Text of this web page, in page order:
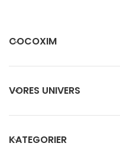
COCOXIM
VORES UNIVERS
KATEGORIER